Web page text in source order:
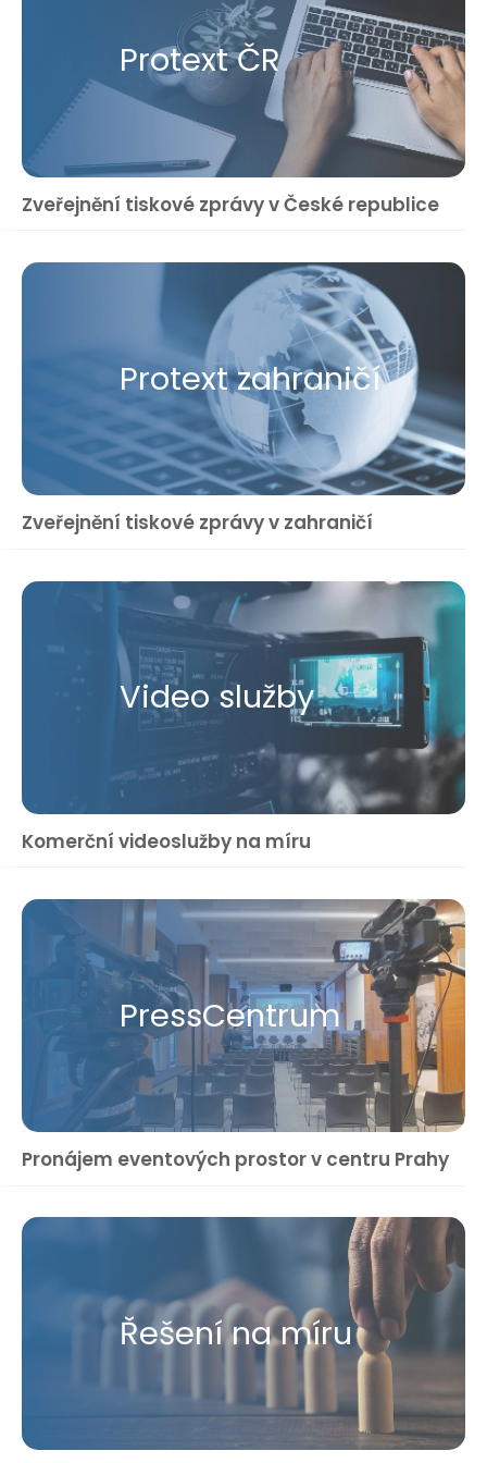
Protext ČR
Zveřejnění tiskové zprávy v České republice
Protext zahraničí
Zveřejnění tiskové zprávy v zahraničí
Video služby
Komerční videoslužby na míru
Press​Centrum
Pronájem eventových prostor v centru Prahy
Řešení na míru